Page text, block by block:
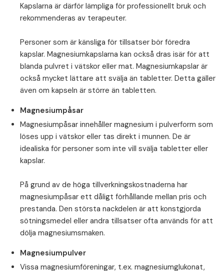
Kapslarna är därför lämpliga för professionellt bruk och
rekommenderas av terapeuter.
⁠Personer som är känsliga för tillsatser bör föredra
kapslar. Magnesiumkapslarna kan också dras isär för att
blanda pulvret i vätskor eller mat. Magnesiumkapslar är
också mycket lättare att svälja än tabletter. Detta gäller
även om kapseln är större än tabletten.
Magnesiumpåsar
Magnesiumpåsar innehåller magnesium i pulverform som
löses upp i vätskor eller tas direkt i munnen. De är
idealiska för personer som inte vill svälja tabletter eller
kapslar.
⁠På grund av de höga tillverkningskostnaderna har
magnesiumpåsar ett dåligt förhållande mellan pris och
prestanda. Den största nackdelen är att konstgjorda
sötningsmedel eller andra tillsatser ofta används för att
dölja magnesiumsmaken.
Magnesiumpulver
Vissa magnesiumföreningar, t.ex. magnesiumglukonat,